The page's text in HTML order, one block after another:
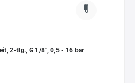
2-tlg., G 1/8", 0,5 - 16 bar